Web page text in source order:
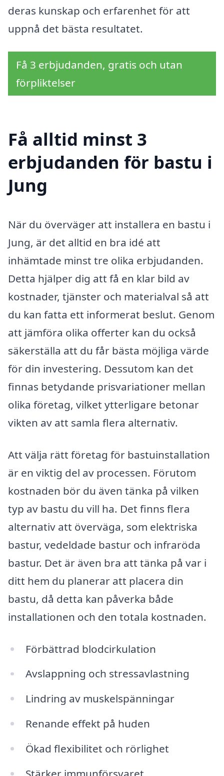
deras kunskap och erfarenhet för att
uppnå det bästa resultatet.
Få 3 erbjudanden, gratis och utan
förpliktelser
Få alltid minst 3
erbjudanden för bastu i
Jung
När du överväger att installera en bastu i
Jung, är det alltid en bra idé att
inhämtade minst tre olika erbjudanden.
Detta hjälper dig att få en klar bild av
kostnader, tjänster och materialval så att
du kan fatta ett informerat beslut. Genom
att jämföra olika offerter kan du också
säkerställa att du får bästa möjliga värde
för din investering. Dessutom kan det
finnas betydande prisvariationer mellan
olika företag, vilket ytterligare betonar
vikten av att samla flera alternativ.
Att välja rätt företag för bastuinstallation
är en viktig del av processen. Förutom
kostnaden bör du även tänka på vilken
typ av bastu du vill ha. Det finns flera
alternativ att överväga, som elektriska
bastur, vedeldade bastur och infraröda
bastur. Det är även bra att tänka på var i
ditt hem du planerar att placera din
bastu, då detta kan påverka både
installationen och den totala kostnaden.
Förbättrad blodcirkulation
Avslappning och stressavlastning
Lindring av muskelspänningar
Renande effekt på huden
Ökad flexibilitet och rörlighet